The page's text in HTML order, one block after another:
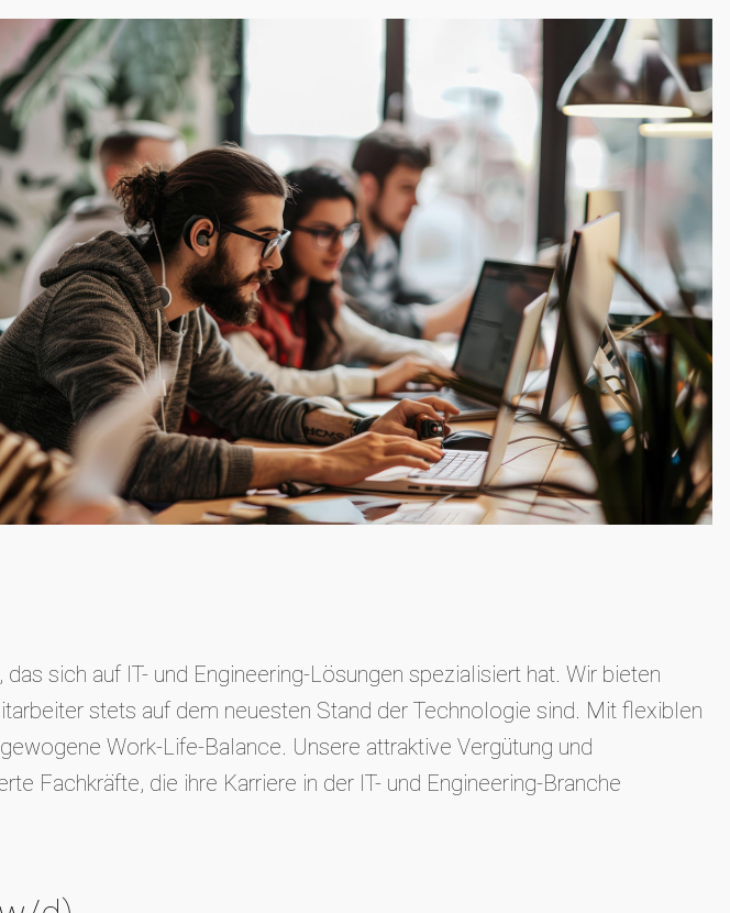
sich auf IT- und Engineering-Lösungen spezialisiert hat. Wir bieten
stets auf dem neuesten Stand der Technologie sind. Mit flexiblen
Work-Life-Balance. Unsere attraktive Vergütung und
Fachkräfte, die ihre Karriere in der IT- und Engineering-Branche